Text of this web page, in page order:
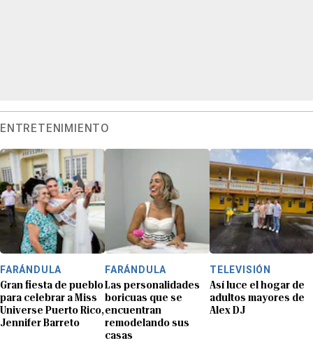
ENTRETENIMIENTO
FARÁNDULA
Gran fiesta de pueblo
para celebrar a Miss
Universe Puerto Rico,
Jennifer Barreto
FARÁNDULA
Las personalidades
boricuas que se
encuentran
remodelando sus
casas
TELEVISIÓN
Así luce el hogar de
adultos mayores de
Alex DJ